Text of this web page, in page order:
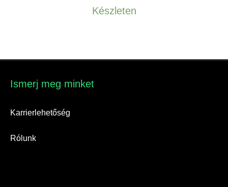
Készleten
Ismerj meg minket​
Karrierlehetőség
Rólunk